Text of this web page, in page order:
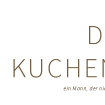
ein Mann, der